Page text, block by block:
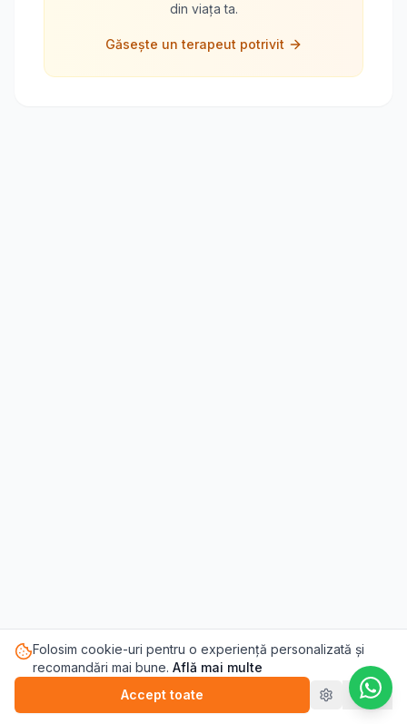
din viața ta.
Găsește un terapeut potrivit
Folosim cookie-uri pentru o experiență personalizată și
recomandări mai bune. Află mai multe
Accept toate
Refuz